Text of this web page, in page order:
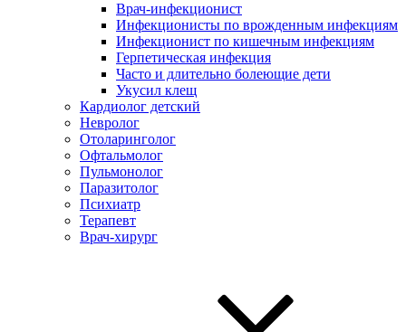
Врач-инфекционист
Инфекционисты по врожденным инфекциям
Инфекционист по кишечным инфекциям
Герпетическая инфекция
Часто и длительно болеющие дети
Укусил клещ
Кардиолог детский
Невролог
Отоларинголог
Офтальмолог
Пульмонолог
Паразитолог
Психиатр
Терапевт
Врач-хирург